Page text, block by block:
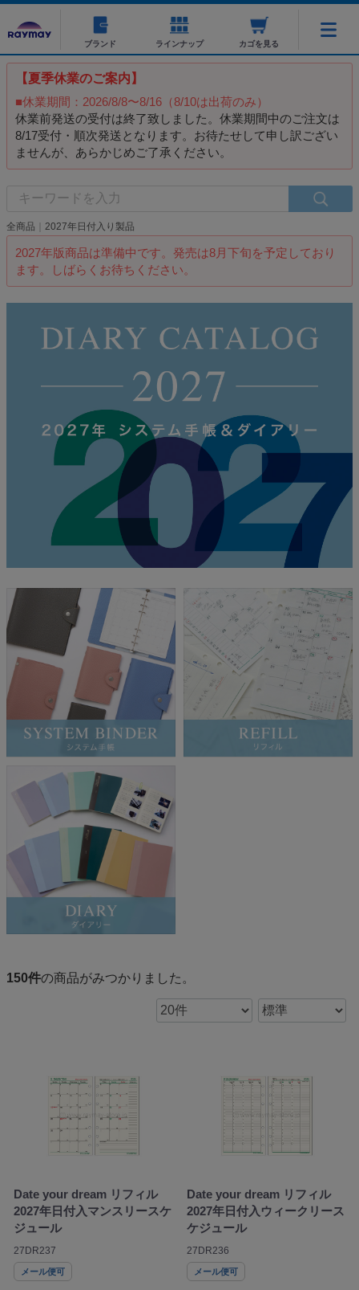
ブランド ラインナップ カゴを見る
【夏季休業のご案内】
■休業期間：2026/8/8〜8/16（8/10は出荷のみ）
休業前発送の受付は終了致しました。休業期間中のご注文は
8/17受付・順次発送となります。お待たせして申し訳ござい
ませんが、あらかじめご了承ください。
全商品 2027年日付入り製品
2027年版商品は準備中です。発売は8月下旬を予定しており
ます。しばらくお待ちください。
150件の商品がみつかりました。
Date your dream リフィル
2027年日付入マンスリースケ
ジュール
27DR237
メール便可
Date your dream リフィル
2027年日付入ウィークリース
ケジュール
27DR236
メール便可